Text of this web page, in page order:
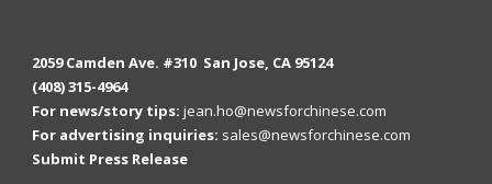
2059 Camden Ave. #310 San Jose, CA 95124
(408) 315-4964
For news/story tips: jean.ho@newsforchinese.com
For advertising inquiries: sales@newsforchinese.com
Submit Press Release